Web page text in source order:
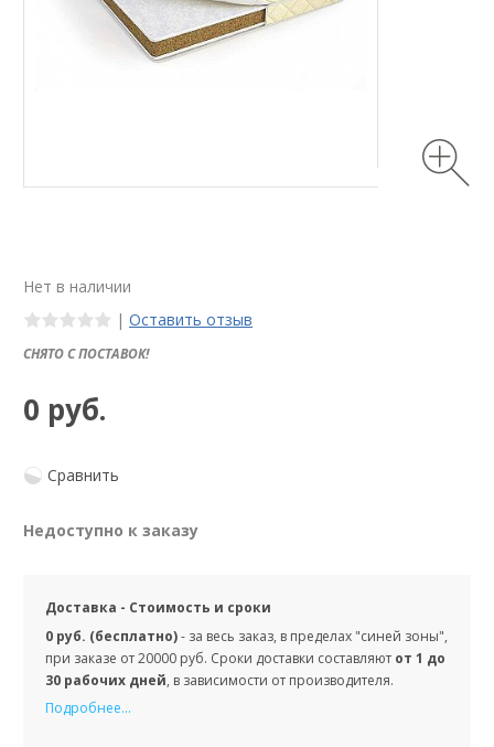
Нет в наличии
| Оставить отзыв
СНЯТО С ПОСТАВОК!
0 руб.
Сравнить
Недоступно к заказу
Доставка - Стоимость и сроки
0 руб. (бесплатно)- за весь заказ, в пределах "синей зоны",
при заказе от 20000 руб. Сроки доставки составляют от 1 до
30 рабочих дней, в зависимости от производителя.
Подробнее...